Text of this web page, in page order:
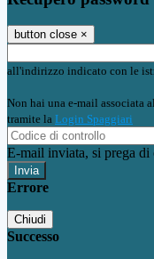
button close ×
all'indirizzo indicato con le
Non hai una e-mail associata
tramite la Login Spaggiari
E-mail inviata, si prega di
Errore
Chiudi
Successo